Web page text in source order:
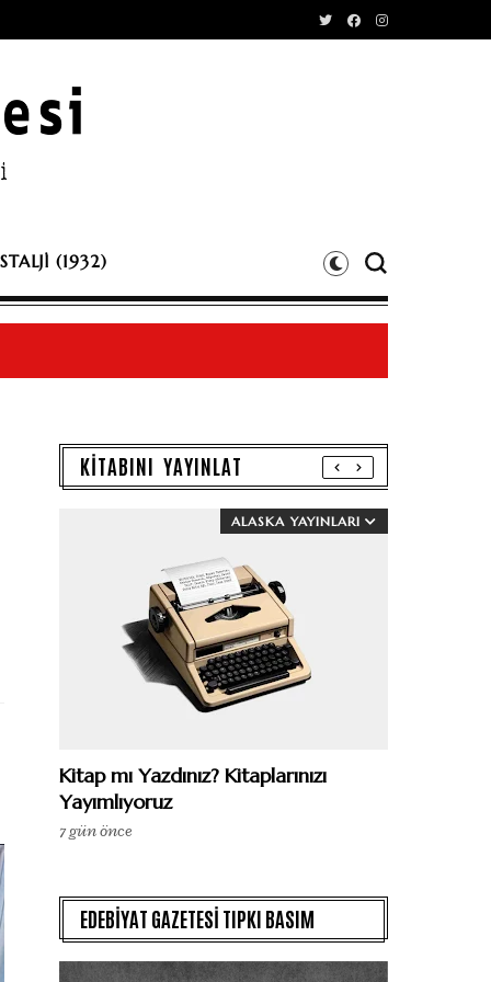
(1932)
KİTABINI YAYINLAT
ALASKA YAYINLARI
Kitap mı Yazdınız? Kitaplarınızı
Yayımlıyoruz
7 gün önce
EDEBİYAT GAZETESİ TIPKI BASIM